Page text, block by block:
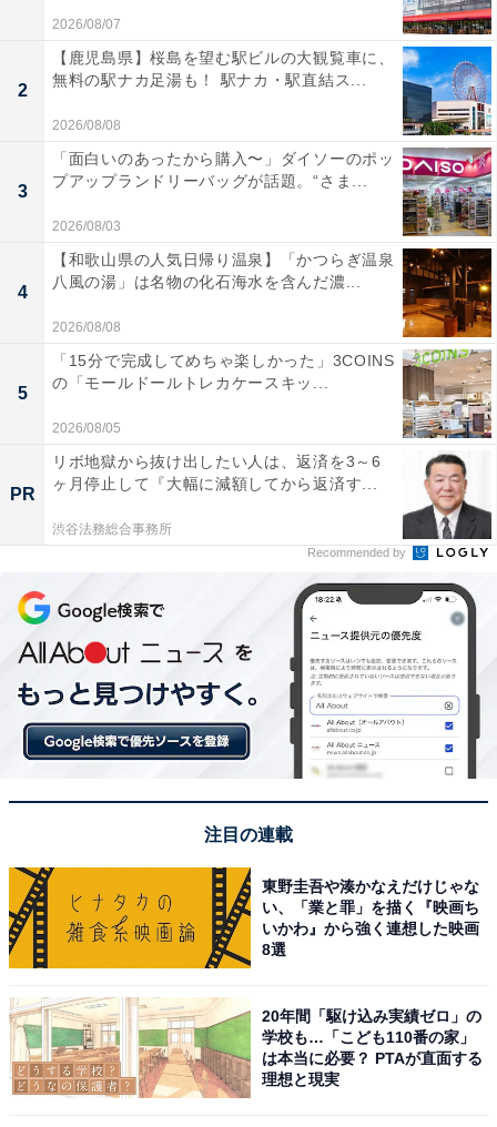
2026/08/07
2
【鹿児島県】桜島を望む駅ビルの大観覧車に、
無料の駅ナカ足湯も！ 駅ナカ・駅直結ス...
2026/08/08
3
「面白いのあったから購入〜」ダイソーのポッ
プアップランドリーバッグが話題。“さま...
2026/08/03
4
【和歌山県の人気日帰り温泉】「かつらぎ温泉
八風の湯」は名物の化石海水を含んだ濃...
2026/08/08
5
「15分で完成してめちゃ楽しかった」3COINS
の「モールドールトレカケースキッ...
2026/08/05
PR
リボ地獄から抜け出したい人は、返済を3～6
ヶ月停止して『大幅に減額してから返済す...
渋谷法務総合事務所
Recommended by
注目の連載
東野圭吾や湊かなえだけじゃな
い、「業と罪」を描く『映画ち
いかわ』から強く連想した映画
8選
20年間「駆け込み実績ゼロ」の
学校も…「こども110番の家」
は本当に必要？ PTAが直面する
理想と現実